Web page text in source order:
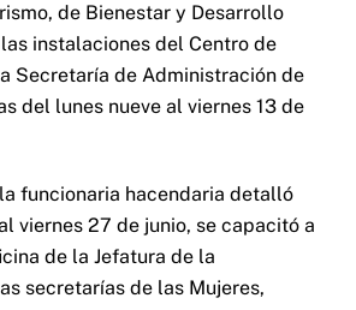
de Bienestar y Desarrollo
instalaciones del Centro de
Secretaría de Administración de
del lunes nueve al viernes 13 de
funcionaria hacendaria detalló
viernes 27 de junio, se capacitó a
de la Jefatura de la
secretarías de las Mujeres,